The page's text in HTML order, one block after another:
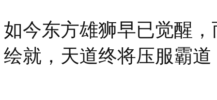
如今东方雄狮早已觉醒
绘就，天道终将压服霸道